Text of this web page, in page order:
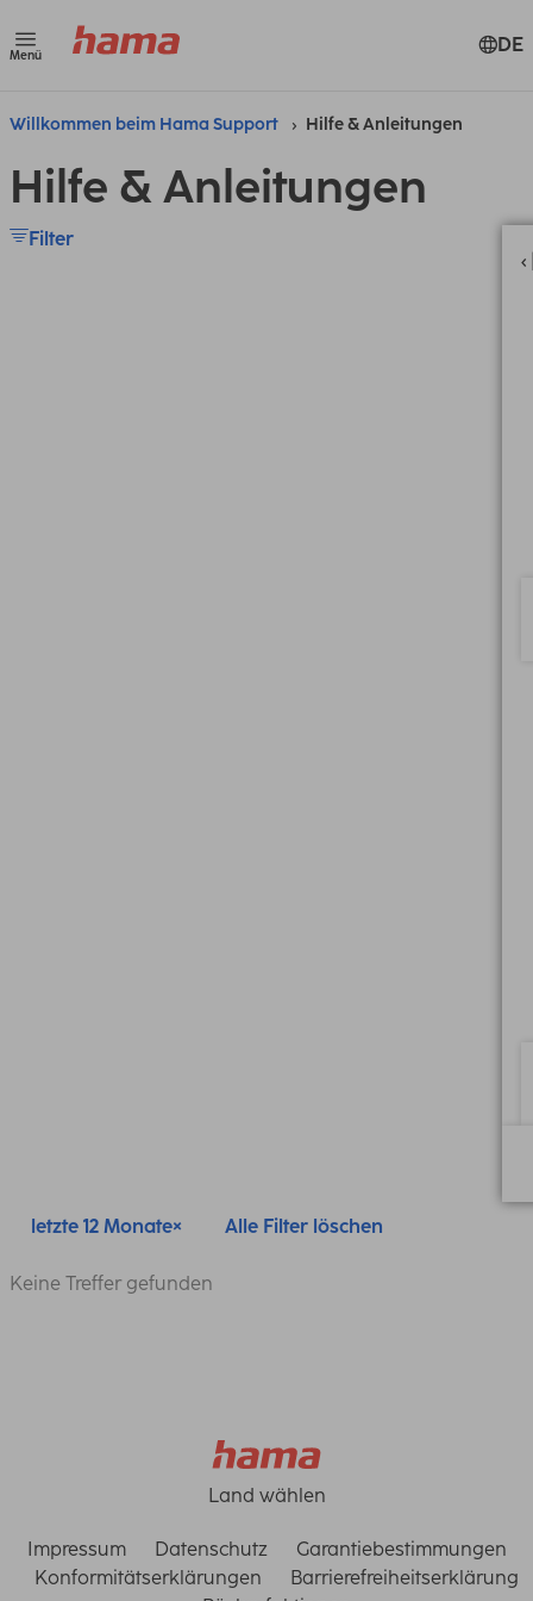
Menü DE
Willkommen beim Hama Support Hilfe & Anleitungen
Hilfe & Anleitungen
Filter
letzte 12 Monate Alle Filter löschen
Keine Treffer gefunden
Land wählen
Impressum Datenschutz
Garantiebestimmungen
Konformitätserklärungen
Barrierefreiheitserklärung